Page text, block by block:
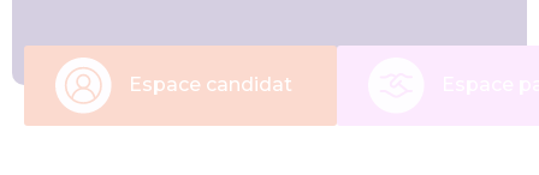
Espace candidat